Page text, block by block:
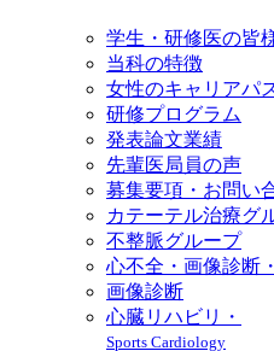
学生・研修医の皆
当科の特徴
女性のキャリアパ
研修プログラム
発表論文業績
先輩医局員の声
募集要項・お問い
カテーテル治療グ
不整脈グループ
心不全・画像診断
画像診断
心臓リハビリ・
Sports Cardiology